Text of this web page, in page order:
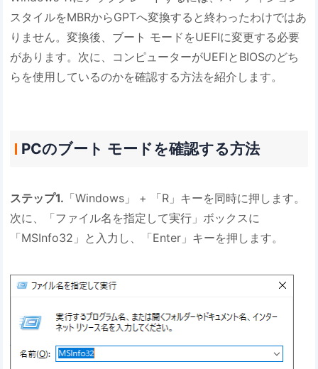
スタイルをMBRからGPTへ変換すると終わったわけではあ
りません。変換後、ブート モードをUEFIに変更する必要
があります。次に、コンピューターがUEFIとBIOSのどち
らを使用しているのかを確認する方法を紹介します。
PCのブート モードを確認する方法
ステップ1. 「Windows」 + 「R」キーを同時に押します。
次に、「ファイル名を指定して実行」ボックスに
「MSInfo32」と入力し、「Enter」キーを押します。